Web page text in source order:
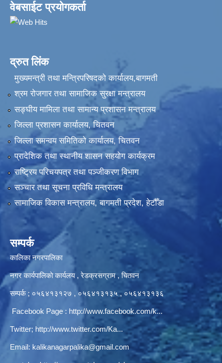
वेबसाईट प्रयोगकर्ता
द्रुत लिंक
मुख्यमन्त्री तथा मन्त्रिपरिषदको कार्यालय,बागमती
श्रम रोजगार तथा सामाजिक सुरक्षा मन्त्रालय
सङ्‍घीय मामिला तथा सामान्य प्रशासन मन्त्रालय
जिल्ला प्रशासन कार्यालय, चितवन
जिल्ला समन्वय समितिको कार्यालय, चितवन
प्रादेशिक तथा स्थानीय शासन सहयोग कार्यक्रम
राष्ट्रिय परिचयपत्र तथा पञ्‍जीकरण विभाग
सञ्‍चार तथा सूचना प्रविधि मन्त्रालय
सामाजिक विकास मन्त्रालय, बागमती प्रदेश, हेटौँडा
सम्पर्क
कालिका नगरपालिका
नगर कार्यपालिकाे कार्यलय‍ , रेडक्रसग्राम , चितवन
सम्पर्क ; ०५६४१३१२७ , ०५६४१३१३५ , ०५६४१३१३६
Facebook Page : http://www.facebook.com/k...
Twitter; http://www.twitter.com/Ka...
Email: kalikanagarpalika@gmail.com